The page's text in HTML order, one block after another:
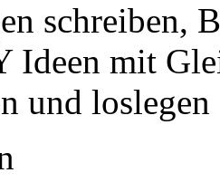
schreiben,
Ideen mit
und loslegen